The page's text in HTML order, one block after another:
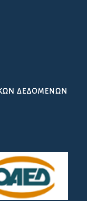
ΔΕΔΟΜΕΝΩΝ